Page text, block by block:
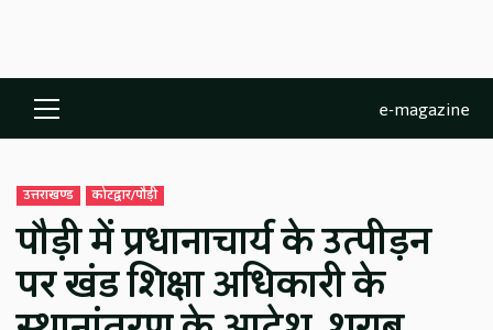
Primary
Menu
e-magazine
उत्तराखण्ड कोटद्वार/पौड़ी
पौड़ी में प्रधानाचार्य के उत्पीड़न
पर खंड शिक्षा अधिकारी के